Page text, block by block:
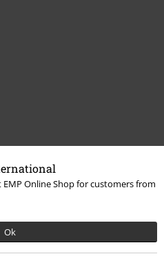
EMP Online Shop for customers from
Ok